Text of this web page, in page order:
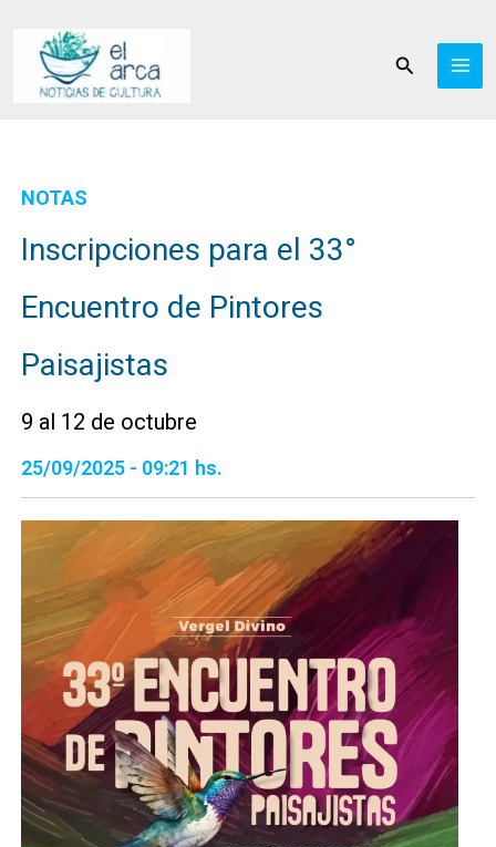
contenido
Buscar
NOTAS
Inscripciones para el 33°
Encuentro de Pintores
Paisajistas
9 al 12 de octubre
25/09/2025 - 09:21 hs.